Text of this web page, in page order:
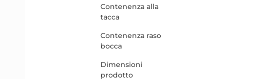
Contenenza alla
tacca
Contenenza raso
bocca
Dimensioni
prodotto